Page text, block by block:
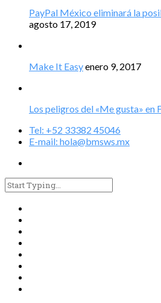
PayPal México eliminará la
agosto 17, 2019
Make It Easyenero 9, 2017
Los peligros del «Me gusta» en
Tel: +52 33382 45046
E-mail: hola@bmsws.mx